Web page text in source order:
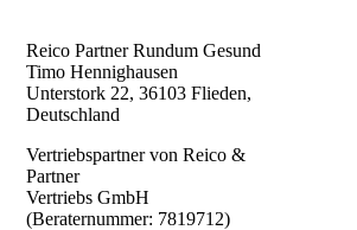
Reico Partner Rundum Gesund
Timo Hennighausen
Unterstork 22, 36103 Flieden,
Deutschland
Vertriebspartner von Reico &
Partner
Vertriebs GmbH
(Beraternummer: 7819712)